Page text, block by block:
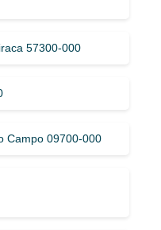
57300-000
Campo 09700-000